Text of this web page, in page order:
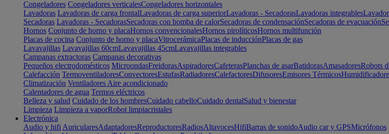
Congeladores Congeladores verticalesCongeladores horizontales
Lavadoras Lavadoras de carga frontalLavadoras de carga superiorLavadoras - SecadorasLavadoras integrables
Secadoras Lavadoras - SecadorasSecadoras con bomba de calorSecadoras de condensaciónSecadoras de evacuación
Hornos Conjunto de horno y placaHornos convencionalesHornos pirolíticosHornos multifunción
Placas de cocina Conjunto de horno y placaVitrocerámicaPlacas de inducciónPlacas de gas
Lavavajillas Lavavajillas 60cmLavavajillas 45cmLavavajillas integrables
Campanas extractoras Campanas decorativas
Pequeños electrodomésticos MicroondasFreidorasAspiradoresCafeterasPlanchas de asarBatidorasAmasadoresRobots
Calefacción TermoventiladoresConvectoresEstufasRadiadoresCalefactoresDifusoresEmisores Térmicos
Climatización Ventiladores Aire acondicionado
Calentadores de agua Termos eléctricos
Belleza y salud Cuidado de los hombresCuidado cabelloCuidado dentalSalud y bienestar
Limpieza Limpieza a vaporRobot limpiacristales
Electrónica
Audio y hifi AuricularesAdaptadoresReproductoresRadiosAltavocesHifiBarras de sonidoAudio car y GPSMicrófonos